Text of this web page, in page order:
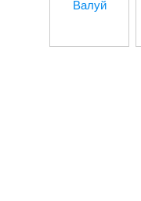
Валуй